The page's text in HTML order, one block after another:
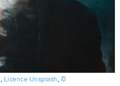
Licence Unsplash ©